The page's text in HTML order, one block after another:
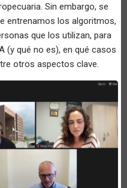
Sin embargo, se
entrenamos los algoritmos,
que los utilizan, para
(y qué no es), en qué casos
otros aspectos clave.